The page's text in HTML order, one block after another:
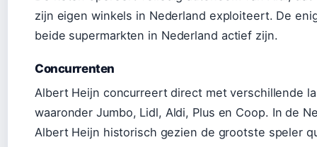
zijn eigen winkels in Nederland exploiteert. De
beide supermarkten in Nederland actief zijn.
Concurrenten
Albert Heijn concurreert direct met verschillende
waaronder Jumbo, Lidl, Aldi, Plus en Coop. In de
Albert Heijn historisch gezien de grootste speler